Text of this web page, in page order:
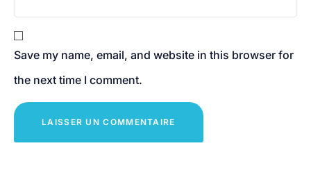
Save my name, email, and website in this browser for
the next time I comment.